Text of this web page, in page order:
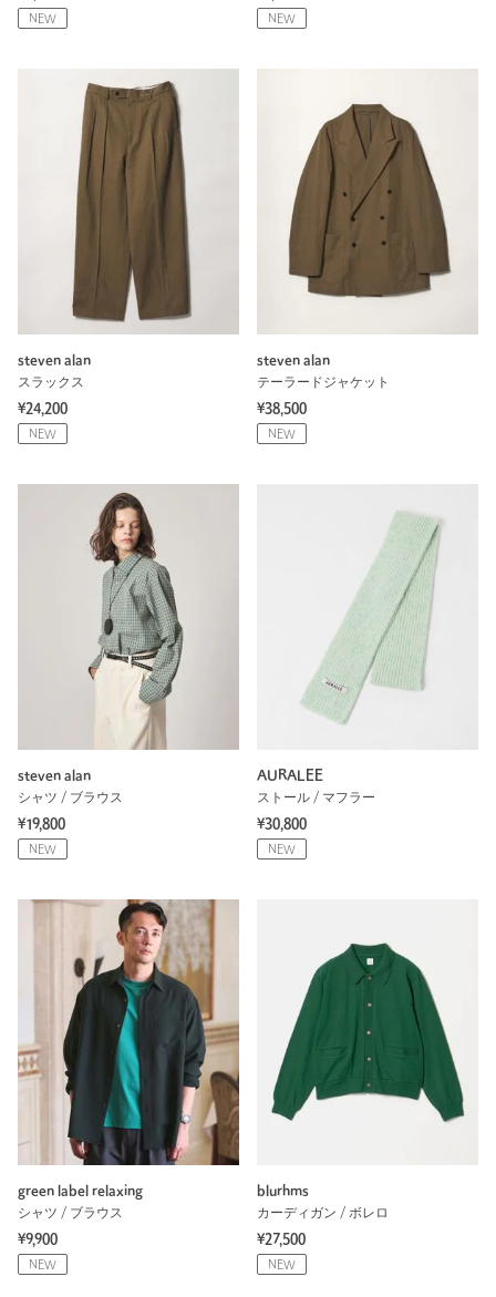
NEW NEW
steven alan
スラックス
¥24,200
NEW
steven alan
テーラードジャケット
¥38,500
NEW
steven alan
シャツ / ブラウス
¥19,800
NEW
AURALEE
ストール / マフラー
¥30,800
NEW
green label relaxing
シャツ / ブラウス
¥9,900
NEW
blurhms
カーディガン / ボレロ
¥27,500
NEW